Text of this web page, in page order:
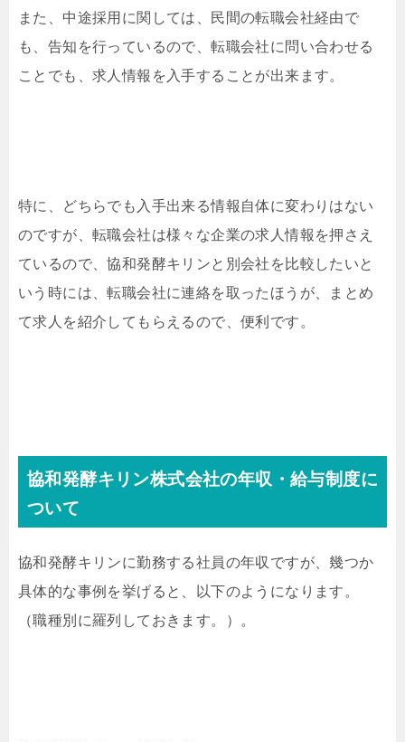
また、中途採用に関しては、民間の転職会社経由で
も、告知を行っているので、転職会社に問い合わせる
ことでも、求人情報を入手することが出来ます。
特に、どちらでも入手出来る情報自体に変わりはない
のですが、転職会社は様々な企業の求人情報を押さえ
ているので、協和発酵キリンと別会社を比較したいと
いう時には、転職会社に連絡を取ったほうが、まとめ
て求人を紹介してもらえるので、便利です。
協和発酵キリン株式会社の年収・給与制度に
ついて
協和発酵キリンに勤務する社員の年収ですが、幾つか
具体的な事例を挙げると、以下のようになります。
（職種別に羅列しておきます。）。